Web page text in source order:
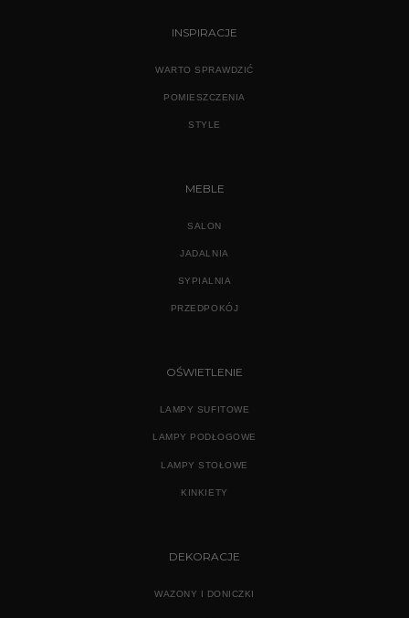
INSPIRACJE
WARTO SPRAWDZIĆ
POMIESZCZENIA
STYLE
MEBLE
SALON
JADALNIA
SYPIALNIA
PRZEDPOKÓJ
OŚWIETLENIE
LAMPY SUFITOWE
LAMPY PODŁOGOWE
LAMPY STOŁOWE
KINKIETY
DEKORACJE
WAZONY I DONICZKI